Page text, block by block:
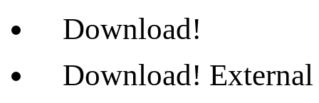
Download!
Download! External